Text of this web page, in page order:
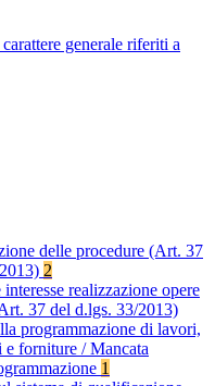
generale riferiti a
delle procedure (Art. 37
2
realizzazione opere
37 del d.lgs. 33/2013)
programmazione di lavori,
e forniture / Mancata
1